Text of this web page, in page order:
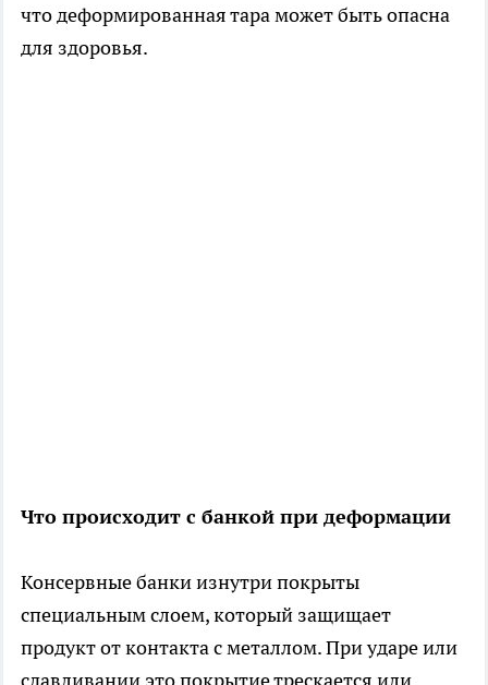
что деформированная тара может быть опасна
для здоровья.
Что происходит с банкой при деформации
Консервные банки изнутри покрыты
специальным слоем, который защищает
продукт от контакта с металлом. При ударе или